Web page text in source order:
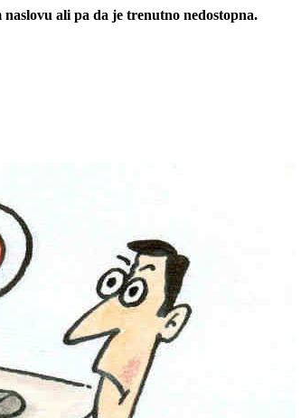
ali pa da je trenutno nedostopna.